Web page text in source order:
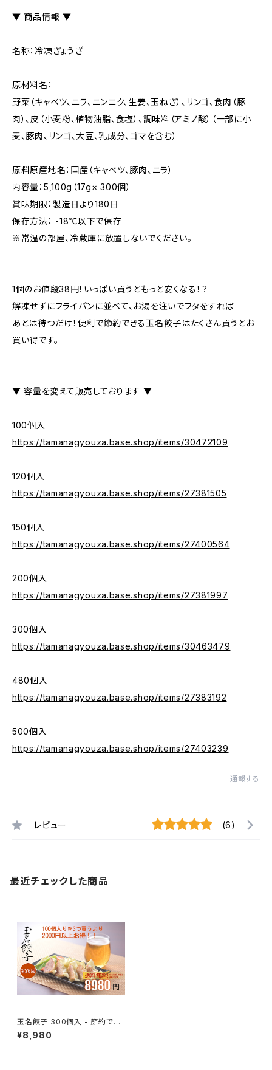
▼ 商品情報 ▼
名称：冷凍ぎょうざ
原材料名：
野菜（キャベツ、ニラ、ニンニク、生姜、玉ねぎ）、リンゴ、食肉（豚
肉）、皮（小麦粉、植物油脂、食塩）、調味料（アミノ酸）（一部に小
麦、豚肉、リンゴ、大豆、乳成分、ゴマを含む）
原料原産地名：国産（キャベツ、豚肉、ニラ）
内容量：5,100g（17g× 300個）
賞味期限：製造日より180日
保存方法： -18℃以下で保存
※常温の部屋、冷蔵庫に放置しないでください。
1個のお値段38円！いっぱい買うともっと安くなる！？
解凍せずにフライパンに並べて、お湯を注いでフタをすれば
あとは待つだけ！便利で節約できる玉名餃子はたくさん買うとお
買い得です。
▼ 容量を変えて販売しております ▼
100個入
https://tamanagyouza.base.shop/items/30472109
120個入
https://tamanagyouza.base.shop/items/27381505
150個入
https://tamanagyouza.base.shop/items/27400564
200個入
https://tamanagyouza.base.shop/items/27381997
300個入
https://tamanagyouza.base.shop/items/30463479
480個入
https://tamanagyouza.base.shop/items/27383192
500個入
https://tamanagyouza.base.shop/items/27403239
通報する
レビュー (6)
最近チェックした商品
玉名餃子 300個入 - 節約でき
て美味い！送料無料
¥8,980